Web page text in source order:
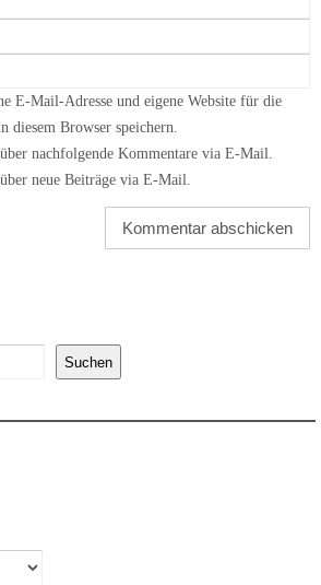
E-Mail-Adresse und eigene Website für die
diesem Browser speichern.
nachfolgende Kommentare via E-Mail.
neue Beiträge via E-Mail.
Suchen